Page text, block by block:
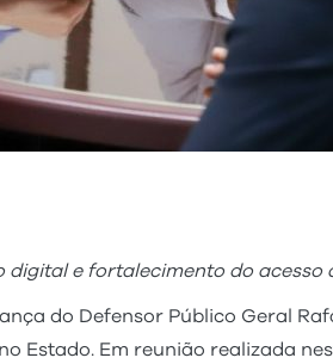
e fortalecimento do
do Defensor Público Geral
Estado. Em reunião realizada